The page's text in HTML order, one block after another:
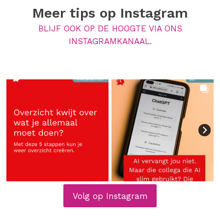
Meer tips op Instagram
BLIJF OOK OP DE HOOGTE VIA ONS
INSTAGRAMKANAAL.
Volg op Instagram